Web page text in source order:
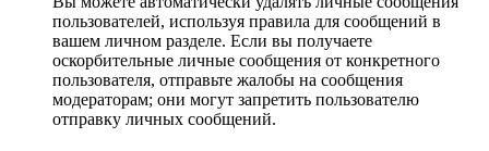
пользователей, используя правила для сообщений в
вашем личном разделе. Если вы получаете
оскорбительные личные сообщения от конкретного
пользователя, отправьте жалобы на сообщения
модераторам; они могут запретить пользователю
отправку личных сообщений.